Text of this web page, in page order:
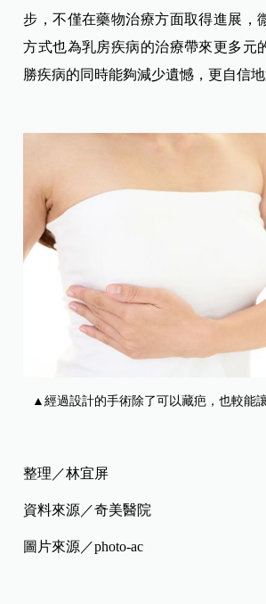
步，不僅在藥物治療方面取得進展，
方式也為乳房疾病的治療帶來更多元
勝疾病的同時能夠減少遺憾，更自信地
▲經過設計的手術除了可以藏疤，也較能
整理／林宜屏
資料來源／奇美醫院
圖片來源／photo-ac